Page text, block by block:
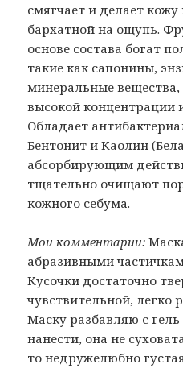
смягчает и делает
бархатной на ощупь.
основе состава богат
такие как сапонины,
минеральные
высокой концентрации
Обладает
Бентонит и Каолин
абсорбирующим
тщательно очищают
кожного себума.
Мои комментарии:
абразивными
Кусочки достаточно
чувствительной,
Маску разбавляю с
нанести, она не
то недружелюбно